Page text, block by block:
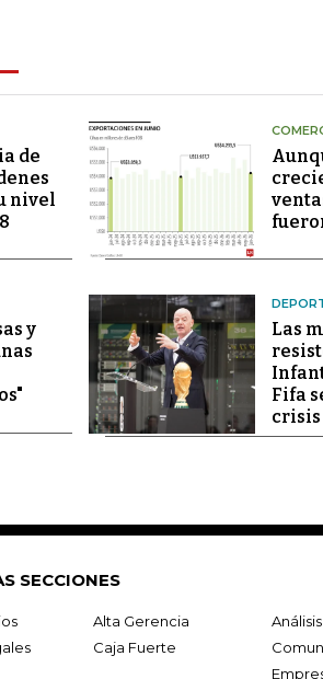
de
nivel
y
Las
Fifa
crisis
SECCIONES
Alta Gerencia
Análisis
Caja Fuerte